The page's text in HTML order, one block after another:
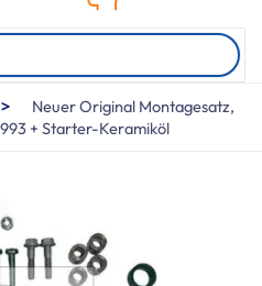
>
Neuer Original Montagesatz,
+ Starter-Keramiköl